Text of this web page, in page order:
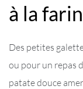
à la
Des petites
ou pour un repas
patate douce